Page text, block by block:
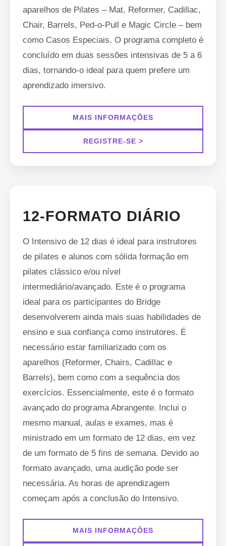
aparelhos de Pilates – Mat, Reformer, Cadillac,
Chair, Barrels, Ped-o-Pull e Magic Circle – bem
como Casos Especiais. O programa completo é
concluído em duas sessões intensivas de 5 a 6
dias, tornando-o ideal para quem prefere um
aprendizado imersivo.
MAIS INFORMAÇÕES
REGISTRE-SE >
12-FORMATO DIÁRIO
O Intensivo de 12 dias é ideal para instrutores
de pilates e alunos com sólida formação em
pilates clássico e/ou nível
intermediário/avançado. Este é o programa
ideal para os participantes do Bridge
desenvolverem ainda mais suas habilidades de
ensino e sua confiança como instrutores. É
necessário estar familiarizado com os
aparelhos (Reformer, Chairs, Cadillac e
Barrels), bem como com a sequência dos
exercícios. Essencialmente, este é o formato
avançado do programa Abrangente. Inclui o
mesmo manual, aulas e exames, mas é
ministrado em um formato de 12 dias, em vez
de um formato de 5 fins de semana. Devido ao
formato avançado, uma audição pode ser
necessária. As horas de aprendizagem
começam após a conclusão do Intensivo.
MAIS INFORMAÇÕES